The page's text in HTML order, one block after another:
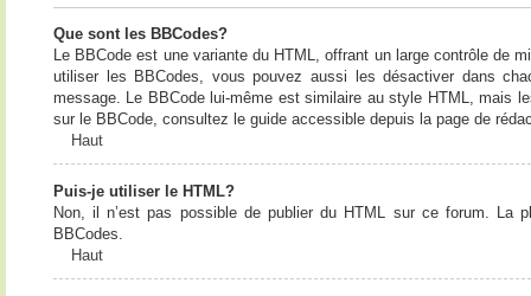
Que sont les BBCodes?
Le BBCode est une variante du HTML, offrant un large contrôle de
utiliser les BBCodes, vous pouvez aussi les désactiver dans
message. Le BBCode lui-même est similaire au style HTML, mais
sur le BBCode, consultez le guide accessible depuis la page de
Haut
Puis-je utiliser le HTML?
Non, il n’est pas possible de publier du HTML sur ce forum. La
BBCodes.
Haut